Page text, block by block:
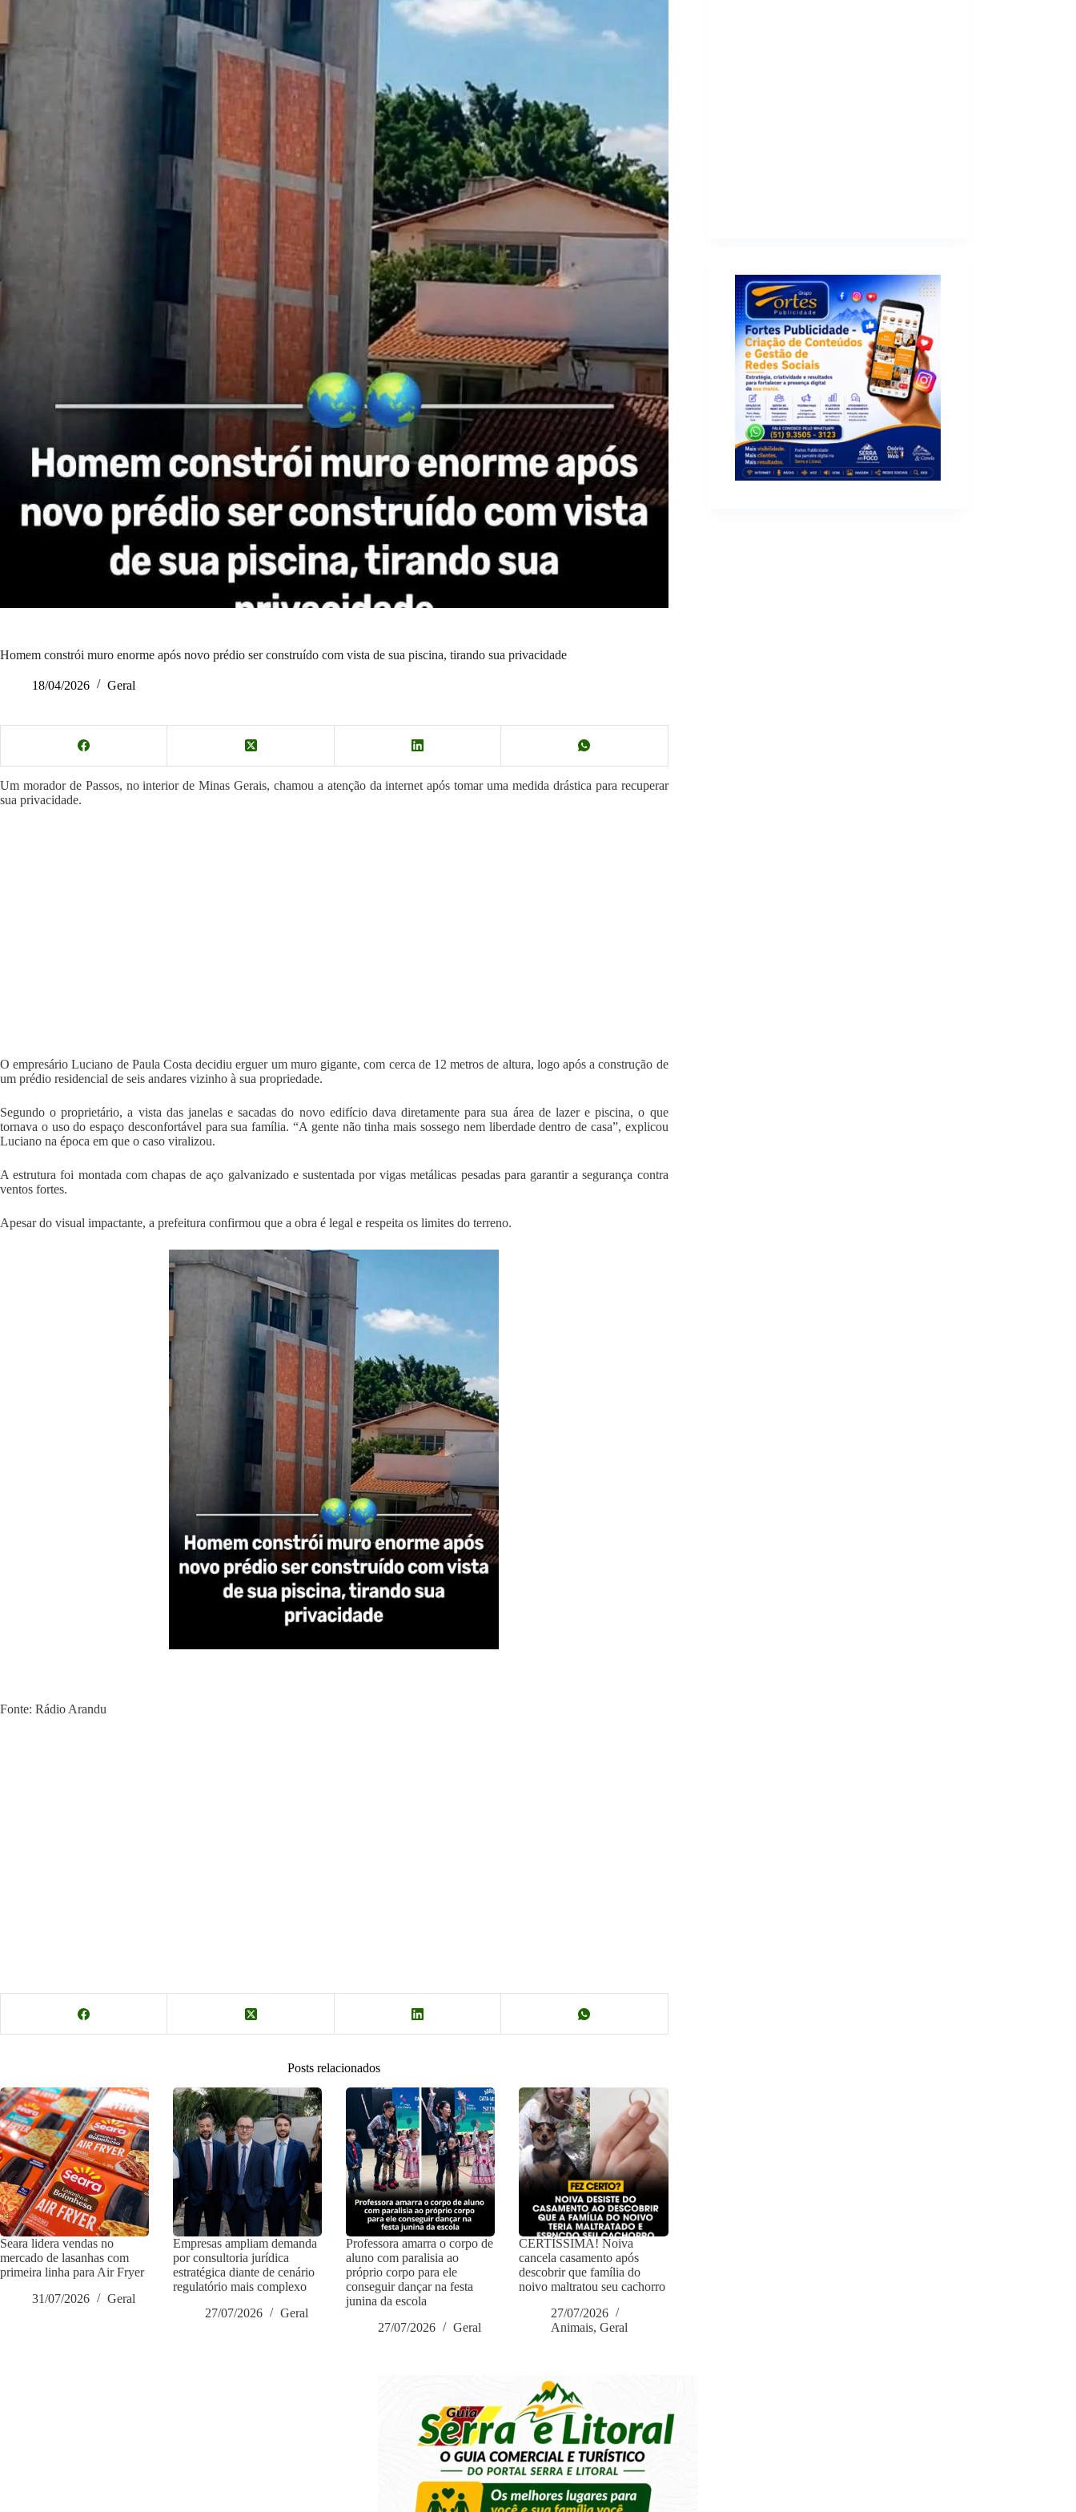
Homem constrói muro enorme após novo prédio ser construído com vista de sua piscina, tirando sua privacidade
18/04/2026 Geral
Um morador de Passos, no interior de Minas Gerais, chamou a atenção da internet após tomar uma medida drástica para recuperar
sua privacidade.
O empresário Luciano de Paula Costa decidiu erguer um muro gigante, com cerca de 12 metros de altura, logo após a construção de
um prédio residencial de seis andares vizinho à sua propriedade.
Segundo o proprietário, a vista das janelas e sacadas do novo edifício dava diretamente para sua área de lazer e piscina, o que
tornava o uso do espaço desconfortável para sua família. “A gente não tinha mais sossego nem liberdade dentro de casa”, explicou
Luciano na época em que o caso viralizou.
A estrutura foi montada com chapas de aço galvanizado e sustentada por vigas metálicas pesadas para garantir a segurança contra
ventos fortes.
Apesar do visual impactante, a prefeitura confirmou que a obra é legal e respeita os limites do terreno.
Fonte: Rádio Arandu
Posts relacionados
Seara lidera vendas no
mercado de lasanhas com
primeira linha para Air Fryer
31/07/2026
Geral
Empresas ampliam demanda
por consultoria jurídica
estratégica diante de cenário
regulatório mais complexo
27/07/2026
Geral
Professora amarra o corpo de
aluno com paralisia ao
próprio corpo para ele
conseguir dançar na festa
junina da escola
27/07/2026
Geral
CERTÍSSIMA! Noiva
cancela casamento após
descobrir que família do
noivo maltratou seu cachorro
27/07/2026
Animais,Geral